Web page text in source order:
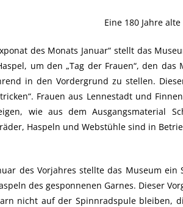
Eine 180 Jahre
des Monats Januar“ stellt das
um den „Tag der Frauen“, den
in den Vordergrund zu stellen.
Frauen aus Lennestadt und
wie aus dem Ausgangsmaterial
Haspeln und Webstühle sind in
des Vorjahres stellte das Museum
des gesponnenen Garnes. Dieser
nicht auf der Spinnradspule bleiben,